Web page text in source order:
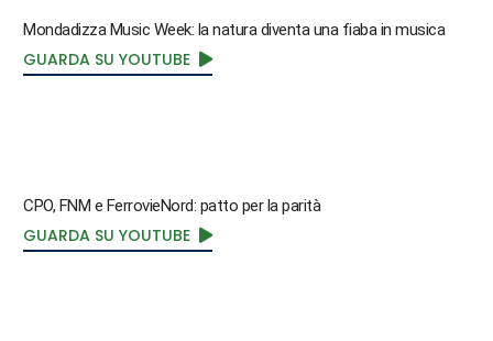
Mondadizza Music Week: la natura diventa una fiaba in musica
GUARDA SU YOUTUBE
CPO, FNM e FerrovieNord: patto per la parità
GUARDA SU YOUTUBE